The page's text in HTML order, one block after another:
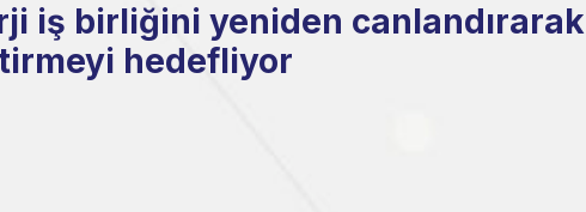
iş birliğini yeniden canlandırarak
hedefliyor